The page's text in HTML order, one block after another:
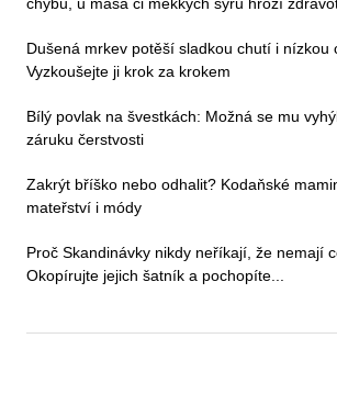
chybu, u masa či měkkých sýrů hrozí
Dušená mrkev potěší sladkou chutí i nízkou
Vyzkoušejte ji krok za krokem
Bílý povlak na švestkách: Možná se mu
záruku čerstvosti
Zakrýt bříško nebo odhalit? Kodaňské
mateřství i módy
Proč Skandinávky nikdy neříkají, že nemají
Okopírujte jejich šatník a pochopíte...